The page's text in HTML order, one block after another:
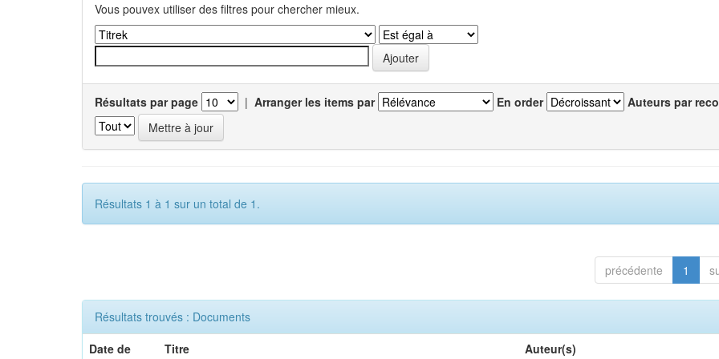
Vous pouvex utiliser des filtres pour chercher mieux.
Résultats par page | Arranger les items par En order Auteurs par
Résultats 1 à 1 sur un total de 1.
précédente 1
Résultats trouvés : Documents
Date de
Titre Auteur(s)